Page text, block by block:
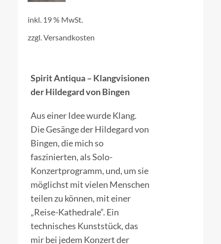
WARENKORB
/
inkl. 19 % MwSt.
zzgl.Versandkosten
Spirit Antiqua – Klangvisionen
der Hildegard von Bingen
Aus einer Idee wurde Klang.
Die Gesänge der Hildegard von
Bingen, die mich so
faszinierten, als Solo-
Konzertprogramm, und, um sie
möglichst mit vielen Menschen
teilen zu können, mit einer
„Reise-Kathedrale“. Ein
technisches Kunststück, das
mir bei jedem Konzert der